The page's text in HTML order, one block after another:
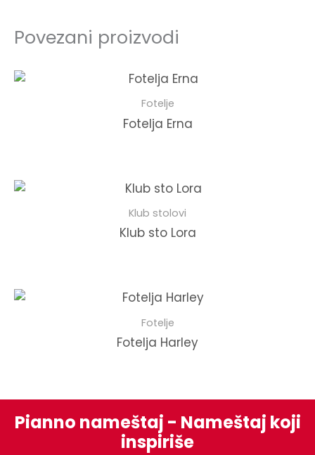
Povezani proizvodi
Fotelje
Fotelja Erna
Klub stolovi
Klub sto Lora
Fotelje
Fotelja Harley
Pianno nameštaj - Nameštaj koji
inspiriše